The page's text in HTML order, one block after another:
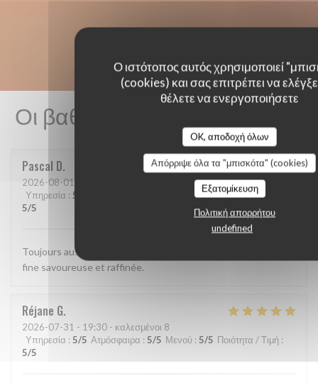
Ο ιστότοπος αυτός χρησιμοποιεί
(cookies) και σας επιτρέπει να
θέλετε να ενεργοποιήσετε
OK, αποδοχή όλων
Απόρριψε όλα τα "μπισκότα" (cookies)
Εξατομίκευση
Πολιτική απορρήτου
undefined
Οι βαθμολογίες πελατών μας
Pascal D
2026-08-01
Υπηρεσία : 5 :5/5 Ποιότητα / Τιμή
5/5
Toujours aussi bien. Accueil parfait, service agréable, cuisine
fine savoureuse et raffinée.
Réjane G
2026-07-31 - 19:30 - καλεσμένοι 8
Υπηρεσία : 5/5 Ατμόσφαιρα : 5/5 Μενού : 5/5 Ποιότητα / Τιμή :
5/5